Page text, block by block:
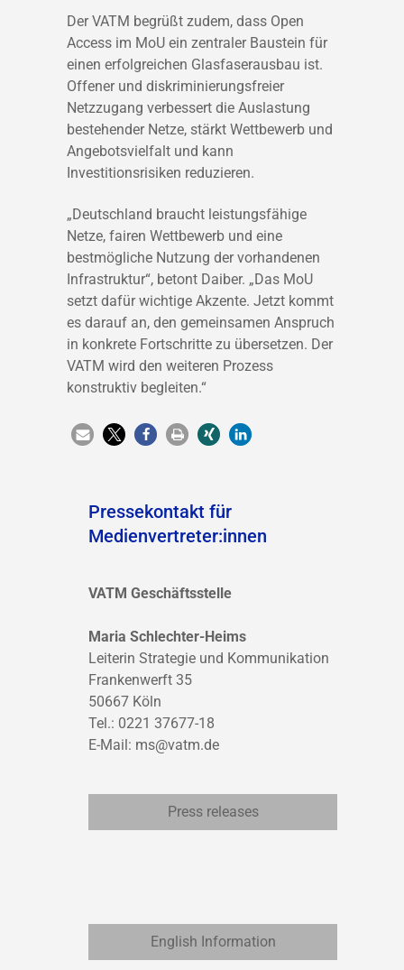
Der VATM begrüßt zudem, dass Open
Access im MoU ein zentraler Baustein für
einen erfolgreichen Glasfaserausbau ist.
Offener und diskriminierungsfreier
Netzzugang verbessert die Auslastung
bestehender Netze, stärkt Wettbewerb und
Angebotsvielfalt und kann
Investitionsrisiken reduzieren.
„Deutschland braucht leistungsfähige
Netze, fairen Wettbewerb und eine
bestmögliche Nutzung der vorhandenen
Infrastruktur“, betont Daiber. „Das MoU
setzt dafür wichtige Akzente. Jetzt kommt
es darauf an, den gemeinsamen Anspruch
in konkrete Fortschritte zu übersetzen. Der
VATM wird den weiteren Prozess
konstruktiv begleiten.“
Pressekontakt für
Medienvertreter:innen
VATM Geschäftsstelle
Maria Schlechter-Heims
Leiterin Strategie und Kommunikation
Frankenwerft 35
50667 Köln
Tel.: 0221 37677-18
E-Mail: ms@vatm.de
Press releases
English Information